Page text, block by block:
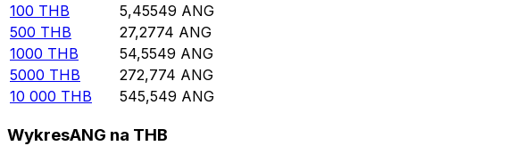
100 THB 5,45549 ANG
500 THB 27,2774 ANG
1000 THB 54,5549 ANG
5000 THB 272,774 ANG
10 000 THB 545,549 ANG
WykresANG na THB